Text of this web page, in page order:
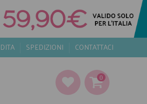
SPEDIZIONI CONTATTACI
0